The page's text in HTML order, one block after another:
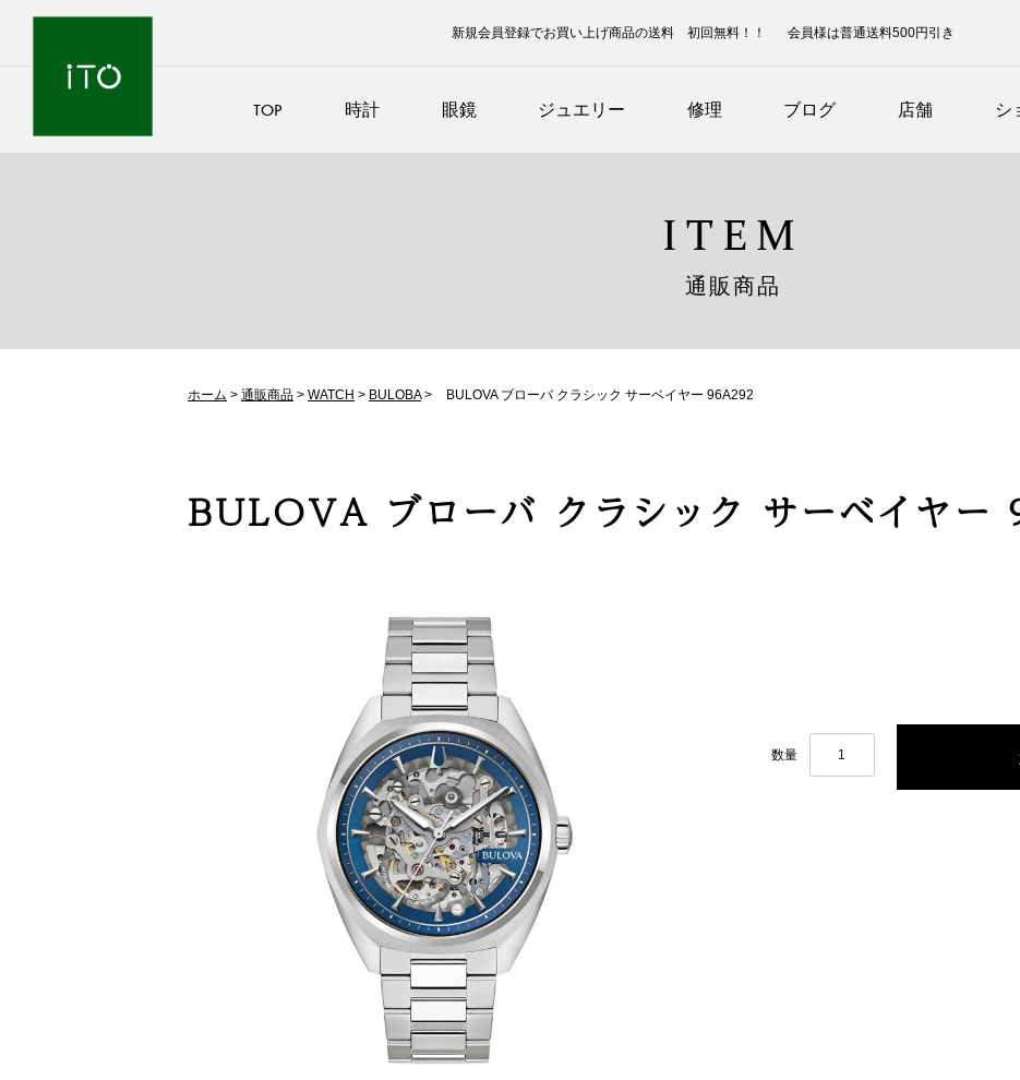
新規会員登録でお買い上げ商品の送料 初回無料！！ 会員様は普通送料500円引き
TOP 時計 眼鏡 ジュエリー 修理 ブログ 店舗 シ
ITEM
通販商品
ホーム > 通販商品 > WATCH > BULOBA> BULOVA ブローバ クラシック サーベイヤー 96A292
BULOVA ブローバ クラシック サーベイヤ
数量